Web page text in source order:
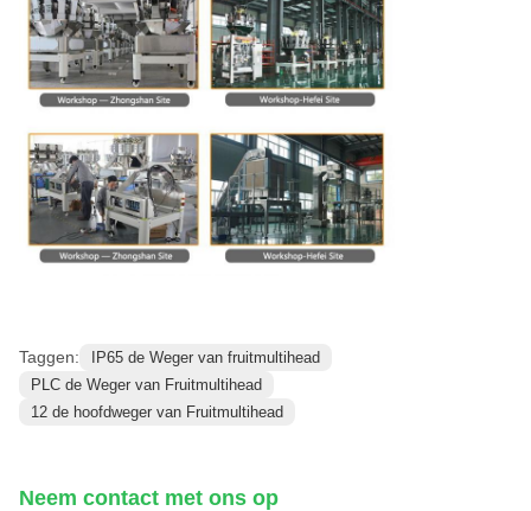
Taggen:
IP65 de Weger van fruitmultihead
PLC de Weger van Fruitmultihead
12 de hoofdweger van Fruitmultihead
Neem contact met ons op